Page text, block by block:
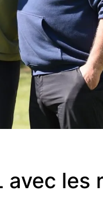
avec les